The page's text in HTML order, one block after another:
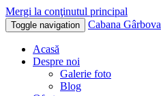
Mergi la conţinutul principal
Toggle navigation Cabana Gârbova
Acasă
Despre noi
Galerie foto
Blog